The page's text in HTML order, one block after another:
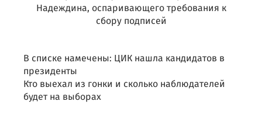
В списке намечены: ЦИК нашла кандидатов в
президенты
Кто выехал из гонки и сколько наблюдателей
будет на выборах